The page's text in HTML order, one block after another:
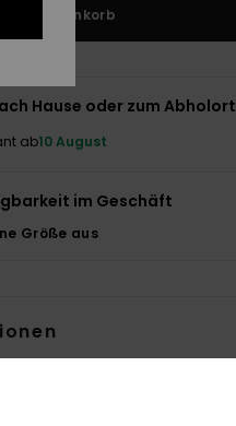
den Warenkorb
Hause oder zum Abholort
ab10 August
im Geschäft
Größe aus